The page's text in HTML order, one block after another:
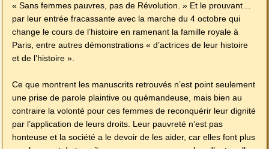
« Sans femmes pauvres, pas de Révolution. » Et le prouvant…
par leur entrée fracassante avec la marche du 4 octobre qui
change le cours de l’histoire en ramenant la famille royale à
Paris, entre autres démonstrations « d’actrices de leur histoire
et de l’histoire ».
Ce que montrent les manuscrits retrouvés n’est point seulement
une prise de parole plaintive ou quémandeuse, mais bien au
contraire la volonté pour ces femmes de reconquérir leur dignité
par l’application de leurs droits. Leur pauvreté n’est pas
honteuse et la société a le devoir de les aider, car elles font plus